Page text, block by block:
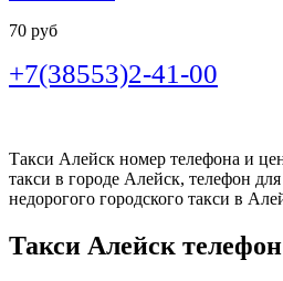
70 руб
+7(38553)2-41-00
Такси Алейск номер телефона и
такси в городе Алейск, телефон
недорогого городского такси в
Такси Алейск телефон